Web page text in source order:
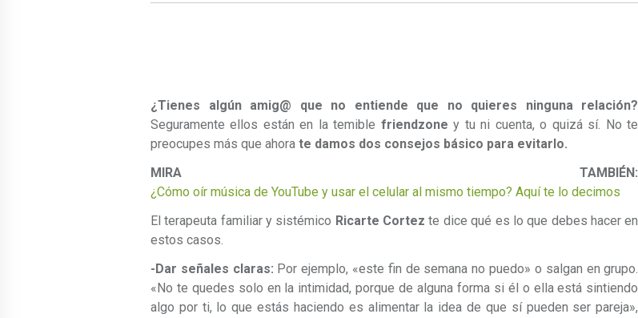
¿Tienes algún amig@ que no entiende que no quieres ninguna relación?
Seguramente ellos están en la temible friendzone y tu ni cuenta, o quizá sí. No te
preocupes más que ahora te damos dos consejos básico para evitarlo.
MIRA TAMBIÉN:
¿Cómo oír música de YouTube y usar el celular al mismo tiempo? Aquí te lo decimos
El terapeuta familiar y sistémico Ricarte Cortez te dice qué es lo que debes hacer en
estos casos.
-Dar señales claras: Por ejemplo, «este fin de semana no puedo» o salgan en grupo.
«No te quedes solo en la intimidad, porque de alguna forma si él o ella está sintiendo
algo por ti, lo que estás haciendo es alimentar la idea de que sí pueden ser pareja»,